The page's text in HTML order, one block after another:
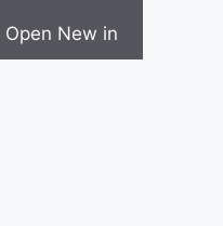
Open New in